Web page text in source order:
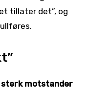
tillater det”, og
motstander